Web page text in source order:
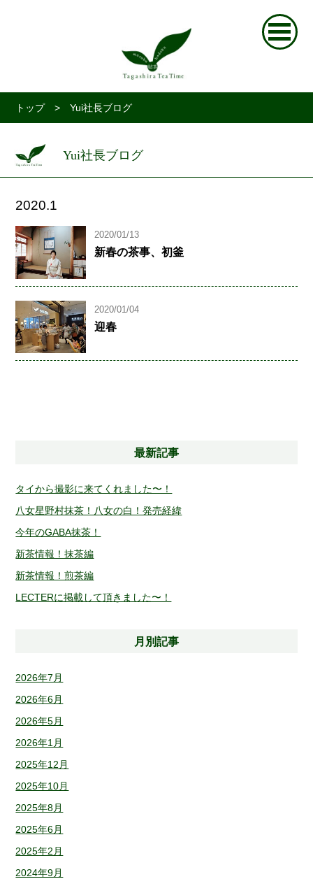
トップ> Yui社長ブログ
Yui社長ブログ
2020.1
2020/01/13
新春の茶事、初釜
2020/01/04
迎春
最新記事
タイから撮影に来てくれました〜！
八女星野村抹茶！八女の白！発売経緯
今年のGABA抹茶！
新茶情報！抹茶編
新茶情報！煎茶編
LECTERに掲載して頂きました〜！
月別記事
2026年7月
2026年6月
2026年5月
2026年1月
2025年12月
2025年10月
2025年8月
2025年6月
2025年2月
2024年9月